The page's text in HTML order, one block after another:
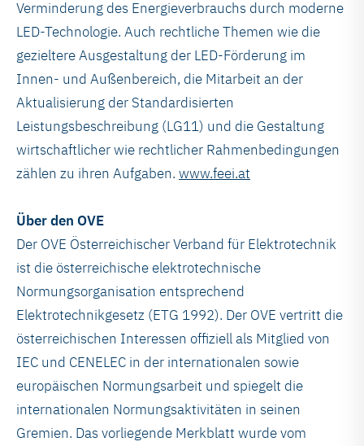
Verminderung des Energieverbrauchs durch moderne
LED-Technologie. Auch rechtliche Themen wie die
gezieltere Ausgestaltung der LED-Förderung im
Innen- und Außenbereich, die Mitarbeit an der
Aktualisierung der Standardisierten
Leistungsbeschreibung (LG11) und die Gestaltung
wirtschaftlicher wie rechtlicher Rahmenbedingungen
zählen zu ihren Aufgaben. www.feei.at
Über den OVE
Der OVE Österreichischer Verband für Elektrotechnik
ist die österreichische elektrotechnische
Normungsorganisation entsprechend
Elektrotechnikgesetz (ETG 1992). Der OVE vertritt die
österreichischen Interessen offiziell als Mitglied von
IEC und CENELEC in der internationalen sowie
europäischen Normungsarbeit und spiegelt die
internationalen Normungsaktivitäten in seinen
Gremien. Das vorliegende Merkblatt wurde vom